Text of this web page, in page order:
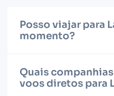
Posso viajar para
momento?
Quais
voos diretos para